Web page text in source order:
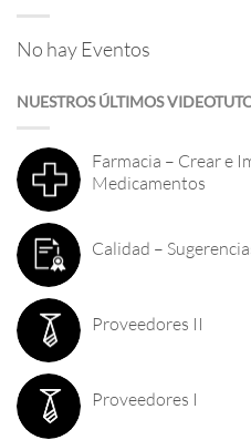
No hay Eventos
NUESTROS ÚLTIMOS
Farmacia – Crear e
Medicamentos
Calidad –
Proveedores II
Proveedores I